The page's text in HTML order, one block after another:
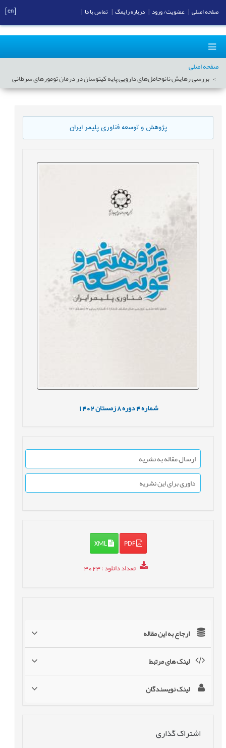
صفحه اصلی
بررسی رهایش نانوحامل‌های دارویی پایه کیتوسان در درمان تومورهای سرطانی
پژوهش و توسعه فناوری پلیمر ایران
شماره4 دوره8 زمستان1402
ارسال مقاله به نشریه
داوری برای این نشریه
PDF
XML
تعداد دانلود: 3023
ارجاع به این مقاله
لینک های مرتبط
لینک نویسندگان
اشتراک گذاری
صفحه اصلی عضویت/ ورود درباره رایمگ تماس با ما